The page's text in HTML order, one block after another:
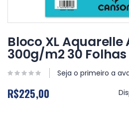
para
o
início
Galeria
imagens
Bloco XL Aquarelle
300g/m2 30
Seja o primeiro a
R$225,00